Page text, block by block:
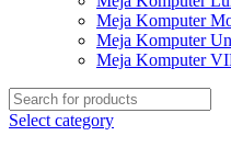
Meja Komputer
Meja Komputer
Meja Komputer
Select category